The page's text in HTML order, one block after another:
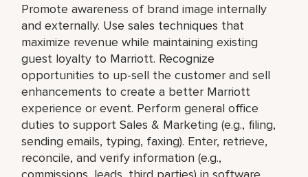
Promote awareness of brand image internally
and externally. Use sales techniques that
maximize revenue while maintaining existing
guest loyalty to Marriott. Recognize
opportunities to up-sell the customer and sell
enhancements to create a better Marriott
experience or event. Perform general office
duties to support Sales & Marketing (e.g., filing,
sending emails, typing, faxing). Enter, retrieve,
reconcile, and verify information (e.g.,
commissions, leads, third parties) in software